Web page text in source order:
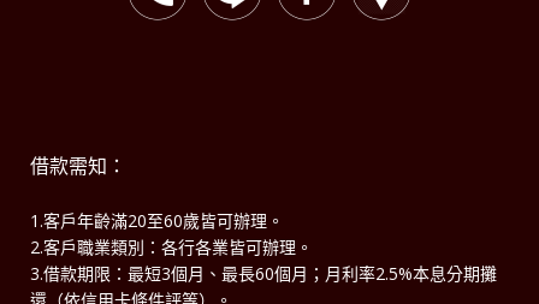
借款需知：
1.客戶年齡滿20至60歲皆可辦理。
2.客戶職業類別：各行各業皆可辦理。
3.借款期限：最短3個月、最長60個月；月利率2.5%本息分期攤